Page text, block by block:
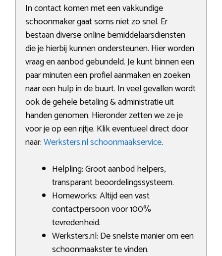
In contact komen met een vakkundige
schoonmaker gaat soms niet zo snel. Er
bestaan diverse online bemiddelaarsdiensten
die je hierbij kunnen ondersteunen. Hier worden
vraag en aanbod gebundeld. Je kunt binnen een
paar minuten een profiel aanmaken en zoeken
naar een hulp in de buurt. In veel gevallen wordt
ook de gehele betaling & administratie uit
handen genomen. Hieronder zetten we ze je
voor je op een rijtje. Klik eventueel direct door
naar:Werksters.nl schoonmaakservice.
Helpling: Groot aanbod helpers,
transparant beoordelingssysteem.
Homeworks: Altijd een vast
contactpersoon voor 100%
tevredenheid.
Werksters.nl: De snelste manier om een
schoonmaakster te vinden.